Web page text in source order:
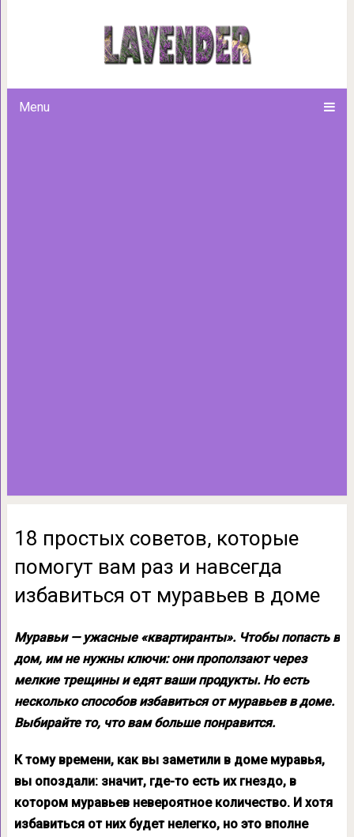
Menu
18 простых советов,
избавиться от
18 простых советов, которые
помогут вам раз и навсегда
избавиться от муравьев в доме
Муравьи — ужасные «квартиранты». Чтобы попасть в
дом, им не нужны ключи: они проползают через
мелкие трещины и едят ваши продукты. Но есть
несколько способов избавиться от муравьев в доме.
Выбирайте то, что вам больше понравится.
К тому времени, как вы заметили в доме муравья,
вы опоздали: значит, где-то есть их гнездо, в
котором муравьев невероятное количество. И хотя
избавиться от них будет нелегко, но это вполне